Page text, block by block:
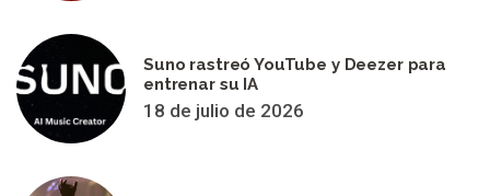
Suno rastreó YouTube y Deezer para
entrenar su IA
18 de julio de 2026